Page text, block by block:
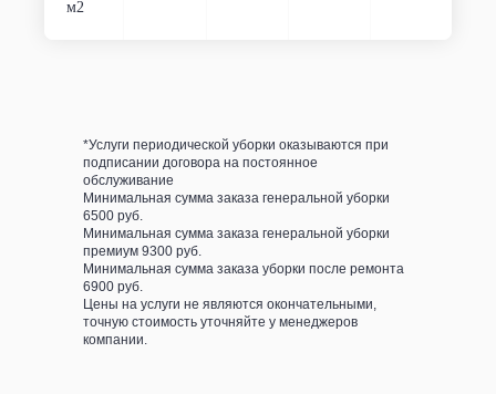
м2
*Услуги периодической уборки оказываются при
подписании договора на постоянное
обслуживание
Минимальная сумма заказа генеральной уборки
6500 руб.
Минимальная сумма заказа генеральной уборки
премиум 9300 руб.
Минимальная сумма заказа уборки после ремонта
6900 руб.
Цены на услуги не являются окончательными,
точную стоимость уточняйте у менеджеров
компании.